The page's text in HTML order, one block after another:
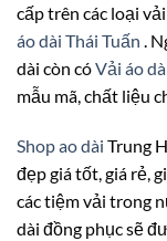
cấp trên các loại vải
áo dài Thái Tuấn .
dài còn cóVải áo
mẫu mã, chất liệu
Shop ao dài Trung
đẹp giá tốt, giá rẻ,
các tiệm vải trong
dài đồng phục sẽ